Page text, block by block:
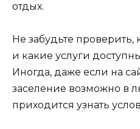
отдых.
Не забудьте проверить,
и какие услуги
Иногда, даже если на
заселение возможно в
приходится узнать